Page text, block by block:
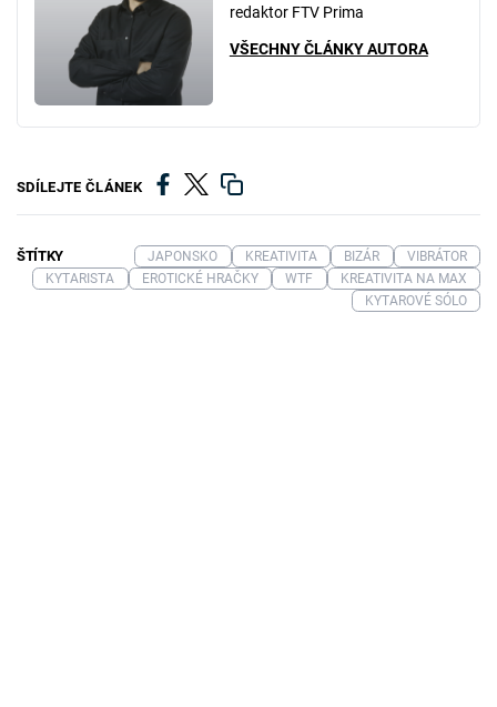
redaktor FTV Prima
VŠECHNY ČLÁNKY AUTORA
SDÍLEJTE ČLÁNEK
ŠTÍTKY JAPONSKO KREATIVITA BIZÁR
VIBRÁTOR
KYTARISTA
EROTICKÉ HRAČKY WTF
KREATIVITA NA MAX
KYTAROVÉ SÓLO